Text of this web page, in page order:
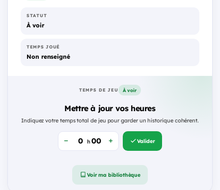
STATUT
À voir
TEMPS JOUÉ
Non renseigné
TEMPS DE JEU À voir
Mettre à jour vos heures
Indiquez votre temps total de jeu pour garder un historique cohérent.
h Valider
Voir ma bibliothèque